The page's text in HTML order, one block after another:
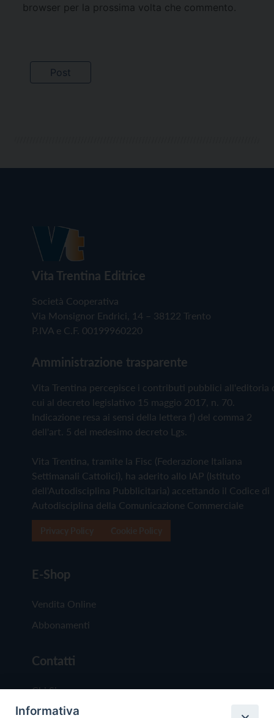
browser per la prossima volta che commento.
Vita Trentina Editrice
Società Cooperativa
Via Monsignor Endrici, 14 – 38122 Trento
P.IVA e C.F. 00199960220
Amministrazione trasparente
Vita Trentina percepisce i contributi pubblici all'editoria
cui al decreto legislativo 15 maggio 2017, n. 70.
Indicazione resa ai sensi della lettera f) del comma 2
dell'art. 5 del medesimo decreto Lgs.
Vita Trentina, tramite la Fisc (Federazione Italiana
Settimanali Cattolici), ha aderito allo IAP (Istituto
dell'Autodisciplina Pubblicitaria) accettando il Codice di
Autodisciplina della Comunicazione Commerciale
E-Shop
Vendita Online
Abbonamenti
Contatti
Chi Siamo
Redazione
Informativa